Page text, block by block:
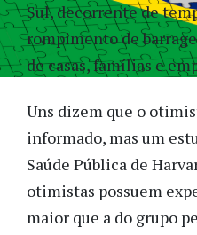
Sul, decorrente de
rompimento de
de casas, famílias e
Uns dizem que o
informado, mas um
Saúde Pública de
otimistas possuem
maior que a do grupo